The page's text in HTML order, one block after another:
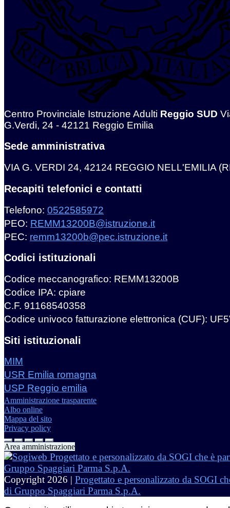
Centro Provinciale Istruzione Adulti Reggio SUD
G.Verdi, 24 - 42121 Reggio Emilia
Sede amministrativa
VIA G. VERDI 24, 42124 REGGIO NELL'EMILIA
Recapiti telefonici e contatti
Telefono: 0522585972
PEO: REMM13200B@istruzione.it
PEC: remm13200b@pec.istruzione.it
Codici istituzionali
Codice meccanografico: REMM13200B
Codice IPA: cpiare
C.F. 91168540358
Codice univoco fatturazione elettronica (CUF):
Siti istituzionali
MIM
USR Emilia romagna
USP Reggio emilia
Amministrazione trasparente
Albo online
Mappa del sito
Privacy policy
Area amministrazione
Copyright 2026 | Progettato e personalizzato da SOGI
di Gruppo Spaggiari Parma S.p.A.